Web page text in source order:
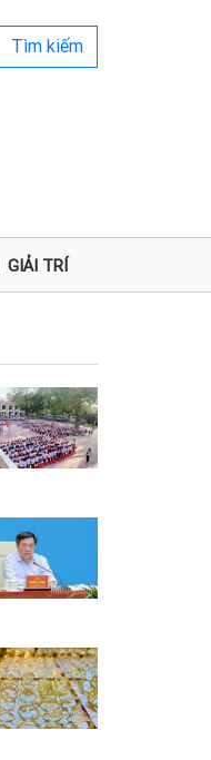
Tìm kiếm
GIẢI TRÍ